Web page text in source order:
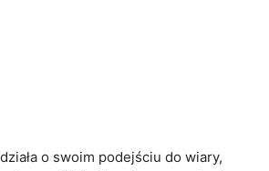
o swoim podejściu do wiary,